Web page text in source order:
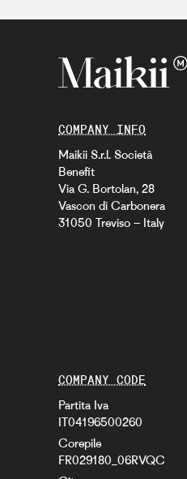
COMPANY INFO
Maikii S.r.l. Società
Benefit
Via G. Bortolan, 28
Vascon di Carbonera
31050 Treviso – Italy
COMPANY CODE
Partita Iva
IT04196500260
Corepile
FR029180_06RVQC